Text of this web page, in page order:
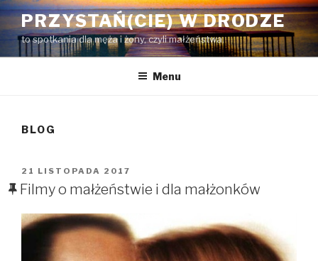
Przejdź
treści
PRZYSTAŃ(CIE) W DRODZE
to spotkania dla męża i żony, czyli małżeństwa.
Menu
BLOG
OPUBLIKOWANE
W
21 LISTOPADA 2017
Filmy o małżeństwie i dla małżonków